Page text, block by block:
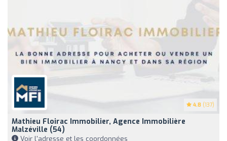
4.8 (137)
Mathieu Floirac Immobilier, Agence Immobilière
Malzéville (54)
Voir l'adresse et les coordonnées